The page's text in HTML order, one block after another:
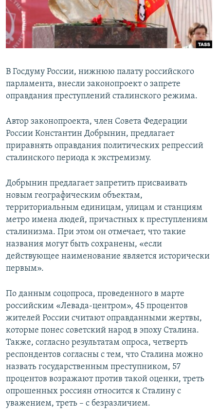
ПОБЕДИТЕЛЕЙ НЕ СУДЯТ?
КРЫМ.НЕПОКОРЕННЫЙ
ELIFBE
ПРИСОЕДИНЯЙТЕСЬ!
Все сайты RFE/RL
В Госдуму России, нижнюю палату российского
парламента, внесли законопроект о запрете
оправдания преступлений сталинского режима.
Автор законопроекта, член Совета Федерации
России Константин Добрынин, предлагает
приравнять оправдания политических репрессий
сталинского периода к экстремизму.
Добрынин предлагает запретить присваивать
новым географическим объектам,
территориальным единицам, улицам и станциям
метро имена людей, причастных к преступлениям
сталинизма. При этом он отмечает, что такие
названия могут быть сохранены, «если
действующее наименование является исторически
первым».
По данным соцопроса, проведенного в марте
российским «Левада-центром», 45 процентов
жителей России считают оправданными жертвы,
которые понес советский народ в эпоху Сталина.
Также, согласно результатам опроса, четверть
респондентов согласны с тем, что Сталина можно
назвать государственным преступником, 57
процентов возражают против такой оценки, треть
опрошенных россиян относится к Сталину с
уважением, треть – с безразличием.